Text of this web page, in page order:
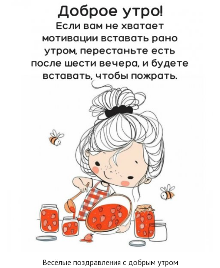
Весёлые поздравления с добрым утром